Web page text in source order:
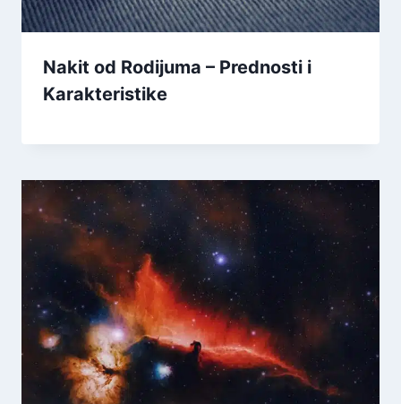
Nakit od Rodijuma – Prednosti i
Karakteristike